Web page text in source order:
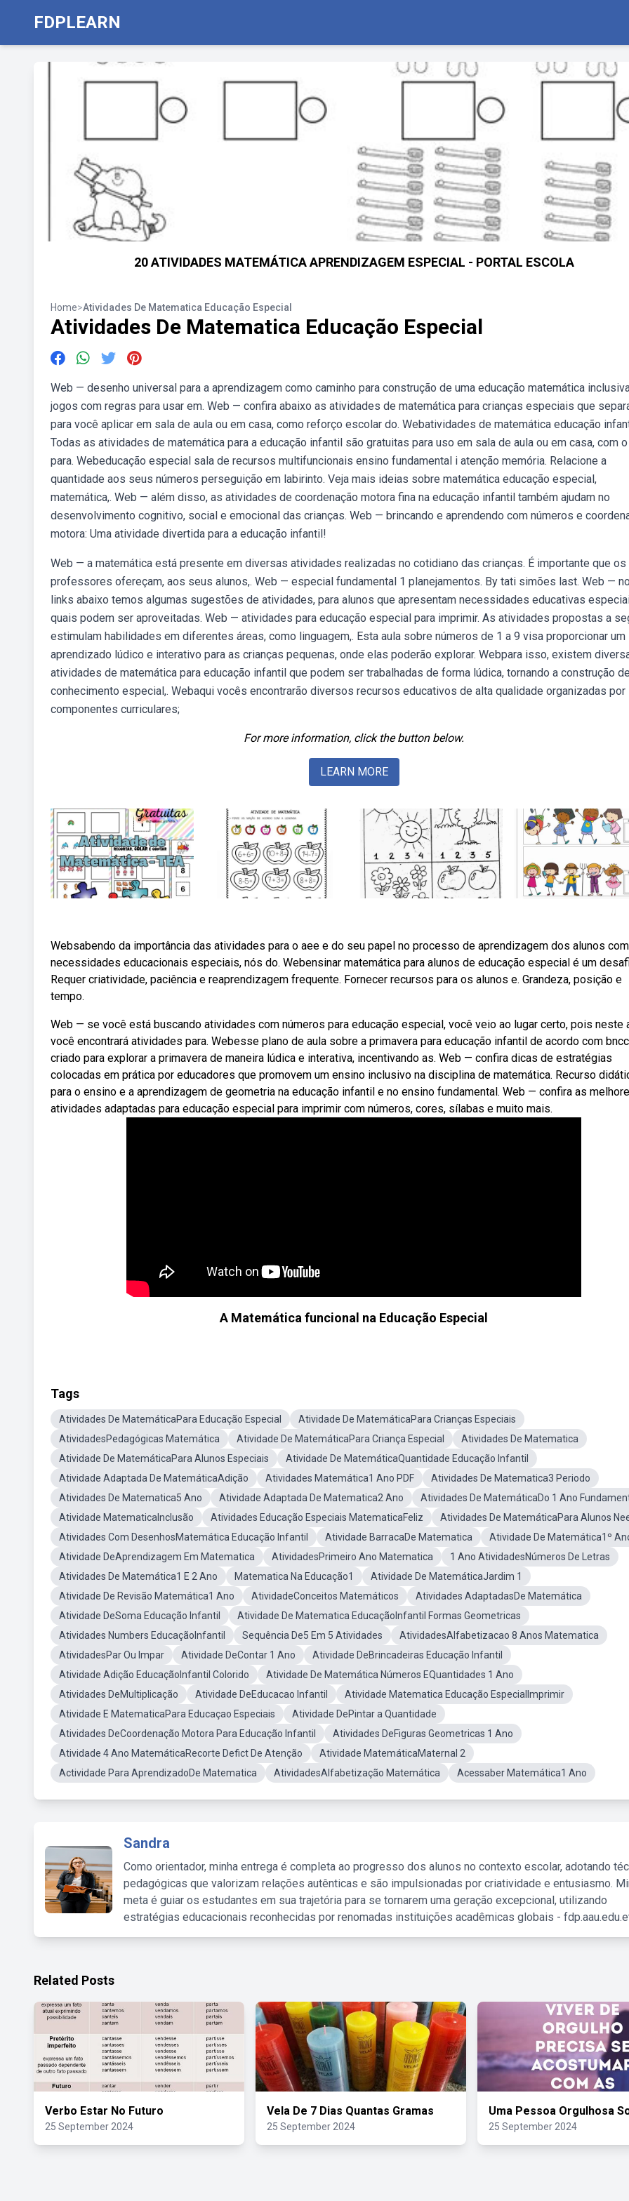
FDPLEARN
20 ATIVIDADES MATEMÁTICA APRENDIZAGEM ESPECIAL - PORTAL ESCOLA
Home>Atividades De Matematica Educação Especial
Atividades De Matematica Educação Especial
Web — desenho universal para a aprendizagem como caminho para construção de uma educação matemática
jogos com regras para usar em. Web — confira abaixo as atividades de matemática para crianças especiais que
para você aplicar em sala de aula ou em casa, como reforço escolar do. Webatividades de matemática educação
Todas as atividades de matemática para a educação infantil são gratuitas para uso em sala de aula ou em casa, com
para. Webeducação especial sala de recursos multifuncionais ensino fundamental i atenção memória. Relacione a
quantidade aos seus números perseguição em labirinto. Veja mais ideias sobre matemática educação especial,
matemática,. Web — além disso, as atividades de coordenação motora fina na educação infantil também ajudam no
desenvolvimento cognitivo, social e emocional das crianças. Web — brincando e aprendendo com números e
motora: Uma atividade divertida para a educação infantil!
Web — a matemática está presente em diversas atividades realizadas no cotidiano das crianças. É importante que os
professores ofereçam, aos seus alunos,. Web — especial fundamental 1 planejamentos. By tati simões last. Web —
links abaixo temos algumas sugestões de atividades, para alunos que apresentam necessidades educativas
quais podem ser aproveitadas. Web — atividades para educação especial para imprimir. As atividades propostas a
estimulam habilidades em diferentes áreas, como linguagem,. Esta aula sobre números de 1 a 9 visa proporcionar um
aprendizado lúdico e interativo para as crianças pequenas, onde elas poderão explorar. Webpara isso, existem
atividades de matemática para educação infantil que podem ser trabalhadas de forma lúdica, tornando a construção
conhecimento especial,. Webaqui vocês encontrarão diversos recursos educativos de alta qualidade organizadas por
componentes curriculares;
For more information, click the button below.
LEARN MORE
Websabendo da importância das atividades para o aee e do seu papel no processo de aprendizagem dos alunos com
necessidades educacionais especiais, nós do. Webensinar matemática para alunos de educação especial é um
Requer criatividade, paciência e reaprendizagem frequente. Fornecer recursos para os alunos e. Grandeza, posição e
tempo.
Web — se você está buscando atividades com números para educação especial, você veio ao lugar certo, pois neste
você encontrará atividades para. Webesse plano de aula sobre a primavera para educação infantil de acordo com
criado para explorar a primavera de maneira lúdica e interativa, incentivando as. Web — confira dicas de estratégias
colocadas em prática por educadores que promovem um ensino inclusivo na disciplina de matemática. Recurso
para o ensino e a aprendizagem de geometria na educação infantil e no ensino fundamental. Web — confira as
atividades adaptadas para educação especial para imprimir com números, cores, sílabas e muito mais.
A Matemática funcional na Educação Especial
Tags
Atividades De MatemáticaPara Educação Especial
Atividade De MatemáticaPara Crianças Especiais
AtividadesPedagógicas Matemática
Atividade De MatemáticaPara Criança Especial
Atividades De Matematica
Atividade De MatemáticaPara Alunos Especiais
Atividade De MatemáticaQuantidade Educação Infantil
Atividade Adaptada De MatemáticaAdição
Atividades Matemática1 Ano PDF
Atividades De Matematica3 Periodo
Atividades De Matematica5 Ano
Atividade Adaptada De Matematica2 Ano
Atividades De MatemáticaDo 1 Ano
Atividade MatematicaInclusão
Atividades Educação Especiais MatematicaFeliz
Atividades De MatemáticaPara Alunos
Atividades Com DesenhosMatemática Educação Infantil
Atividade BarracaDe Matematica
Atividade De Matemática1º
Atividade DeAprendizagem Em Matematica
AtividadesPrimeiro Ano Matematica
1 Ano AtividadesNúmeros De Letras
Atividades De Matemática1 E 2 Ano
Matematica Na Educação1
Atividade De MatemáticaJardim 1
Atividade De Revisão Matemática1 Ano
AtividadeConceitos Matemáticos
Atividades AdaptadasDe Matemática
Atividade DeSoma Educação Infantil
Atividade De Matematica EducaçãoInfantil Formas Geometricas
Atividades Numbers EducaçãoInfantil
Sequência De5 Em 5 Atividades
AtividadesAlfabetizacao 8 Anos Matematica
AtividadesPar Ou Impar
Atividade DeContar 1 Ano
Atividade DeBrincadeiras Educação Infantil
Atividade Adição EducaçãoInfantil Colorido
Atividade De Matemática Números EQuantidades 1 Ano
Atividades DeMultiplicação
Atividade DeEducacao Infantil
Atividade Matematica Educação EspecialImprimir
Atividade E MatematicaPara Educaçao Especiais
Atividade DePintar a Quantidade
Atividades DeCoordenação Motora Para Educação Infantil
Atividades DeFiguras Geometricas 1 Ano
Atividade 4 Ano MatemáticaRecorte Defict De Atenção
Atividade MatemáticaMaternal 2
Actividade Para AprendizadoDe Matematica
AtividadesAlfabetização Matemática Acessaber Matemática1 Ano
Sandra
Como orientador, minha entrega é completa ao progresso dos alunos no contexto escolar, adotando
pedagógicas que valorizam relações autênticas e são impulsionadas por criatividade e entusiasmo.
meta é guiar os estudantes em sua trajetória para se tornarem uma geração excepcional, utilizando
estratégias educacionais reconhecidas por renomadas instituições acadêmicas globais -
Related Posts
Verbo Estar No Futuro
25 September 2024
Vela De 7 Dias Quantas Gramas
25 September 2024
Uma Pessoa Orgulhosa
25 September 2024